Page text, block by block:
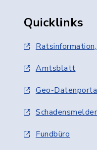
Quicklinks
Amtsblatt
Geo-
Schadensmelder
Fundbüro